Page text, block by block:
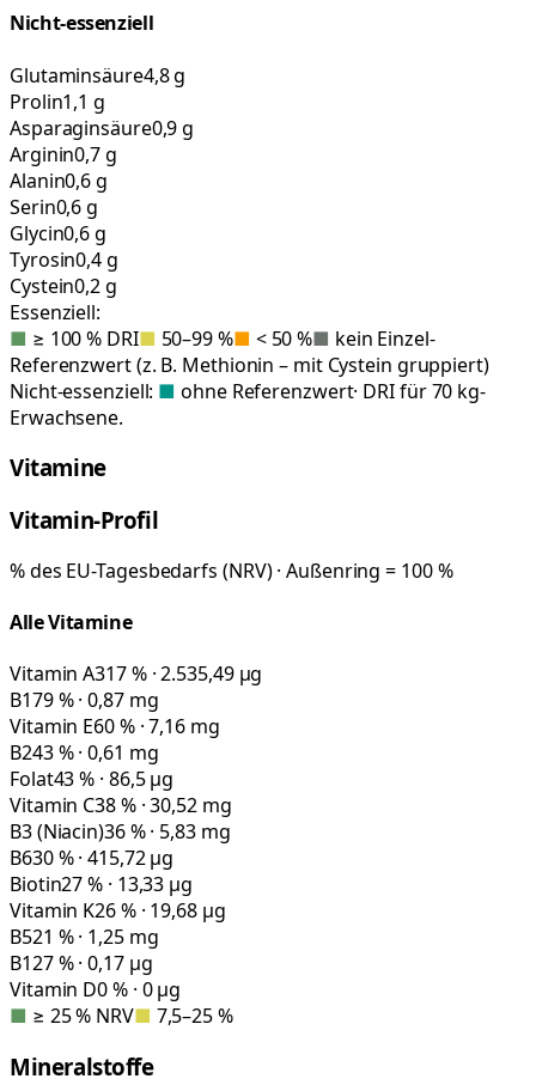
Nicht-essenziell
Glutaminsäure4,8 g
Prolin1,1 g
Asparaginsäure0,9 g
Arginin0,7 g
Alanin0,6 g
Serin0,6 g
Glycin0,6 g
Tyrosin0,4 g
Cystein0,2 g
Essenziell:
■ ≥ 100 % DRI■ 50–99 %■ < 50 %■ kein Einzel-
Referenzwert (z. B. Methionin – mit Cystein gruppiert)
Nicht-essenziell: ■ ohne Referenzwert· DRI für 70 kg-
Erwachsene.
Vitamine
Vitamin-Profil
% des EU-Tagesbedarfs (NRV) · Außenring = 100 %
Alle Vitamine
Vitamin A317 % · 2.535,49 µg
B179 % · 0,87 mg
Vitamin E60 % · 7,16 mg
B243 % · 0,61 mg
Folat43 % · 86,5 µg
Vitamin C38 % · 30,52 mg
B3 (Niacin)36 % · 5,83 mg
B630 % · 415,72 µg
Biotin27 % · 13,33 µg
Vitamin K26 % · 19,68 µg
B521 % · 1,25 mg
B127 % · 0,17 µg
Vitamin D0 % · 0 µg
■ ≥ 25 % NRV■ 7,5–25 %
Mineralstoffe